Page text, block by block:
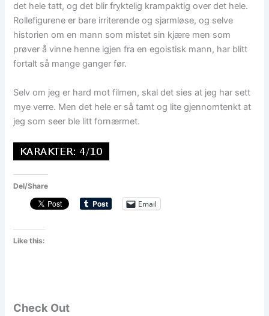
det hele tatt, og det blir fryktelig krampaktig over det hele.
Rollefigurene er bare irriterende og sjarmløse, og selve
historien om en mann som mistet sin kjære men som
prøver å vinne henne igjen fra en egoistisk mann, har blitt
fortalt så mange ganger før.
Selv om jeg er hard mot filmen, skal det sies at jeg har sett
mye verre. Men det hele er så tamt og lite gjennomtenkt at
jeg som seer ble litt fornærmet.
Del/Share
Email
Like this:
Check Out